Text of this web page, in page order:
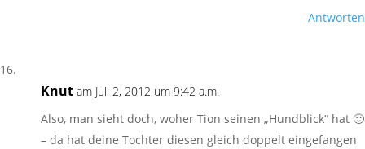
Antworten
Knut am Juli 2, 2012 um 9:42 a.m.
Also, man sieht doch, woher Tion seinen „Hundblick“ hat 🙂
– da hat deine Tochter diesen gleich doppelt eingefangen